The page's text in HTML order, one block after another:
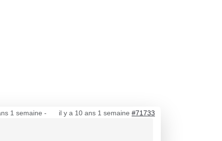
1 semaine - il y a 10 ans 1 semaine #71733